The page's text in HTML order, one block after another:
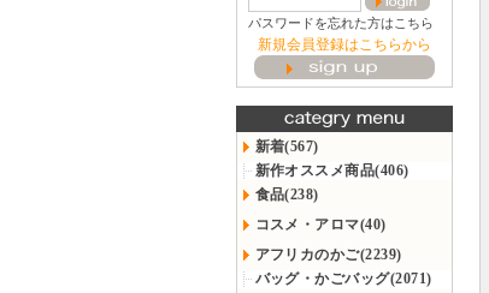
パスワードを忘れた方はこちら
新規会員登録はこちらから
新着(567)
新作オススメ商品(406)
食品(238)
コスメ・アロマ(40)
アフリカのかご(2239)
バッグ・かごバッグ(2071)